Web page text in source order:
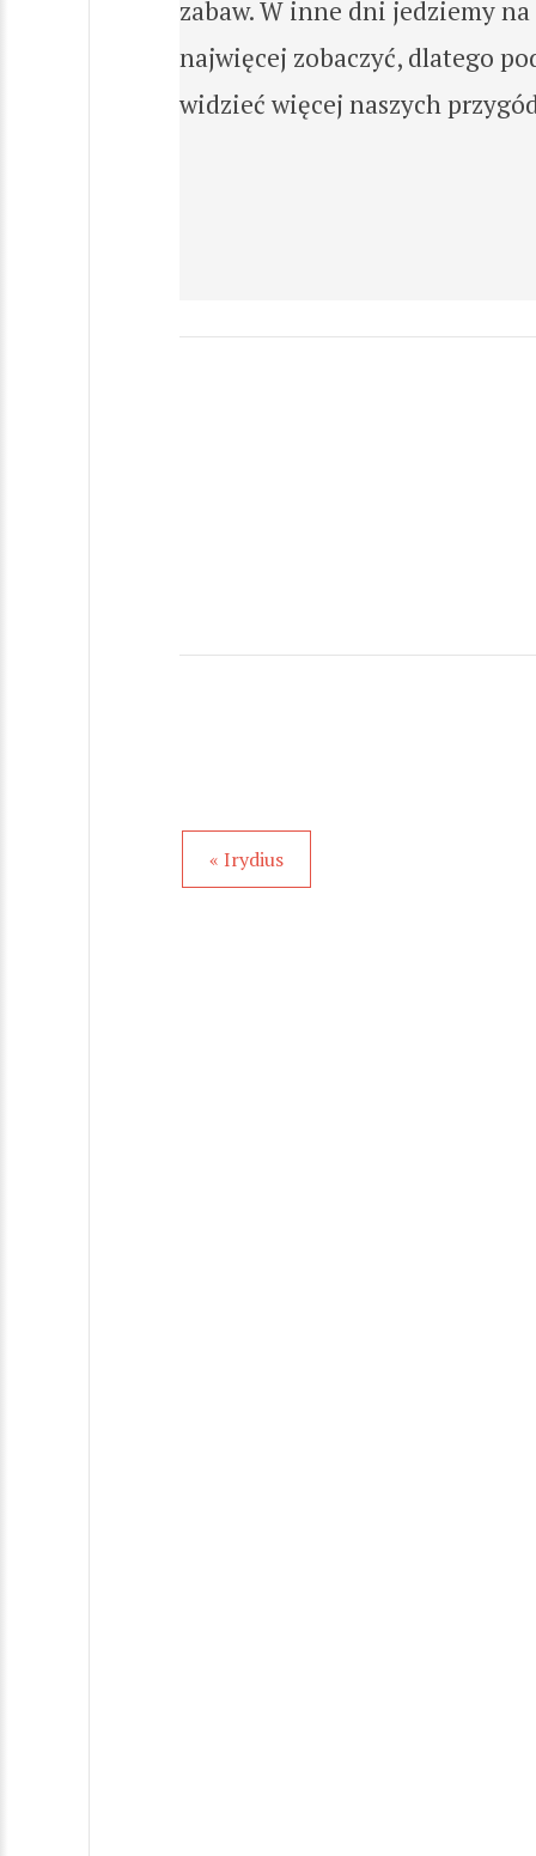
zabaw. W inne dni jedziemy
najwięcej zobaczyć, dlatego
widzieć więcej naszych
« Irydius